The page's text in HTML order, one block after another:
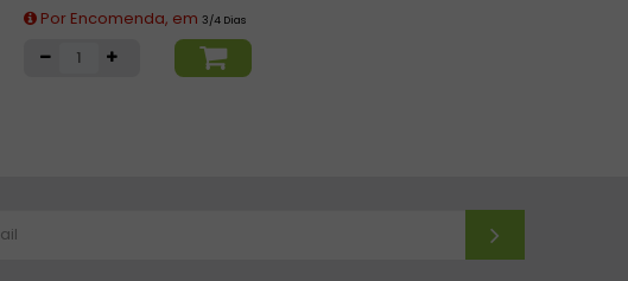
Por Encomenda, em 3/4 Dias